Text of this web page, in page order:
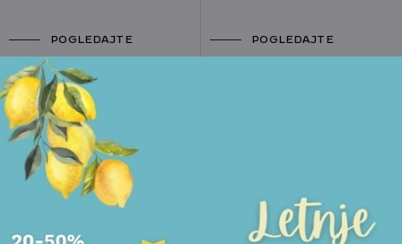
POGLEDAJTE POGLEDAJTE
NOVO
DEČJI SET 4 DELA WMF
- FOREST FRIENDS